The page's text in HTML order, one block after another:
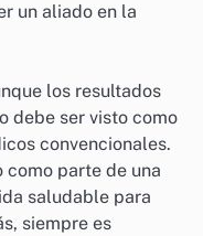
un aliado en la
los resultados
debe ser visto como
convencionales.
como parte de una
saludable para
siempre es